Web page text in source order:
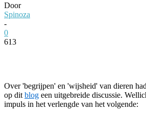
Door
Spinoza
-
0
613
Over 'begrijpen' en 'wijsheid' van dieren
op dit blog een uitgebreide discussie.
impuls in het verlengde van het volgende: